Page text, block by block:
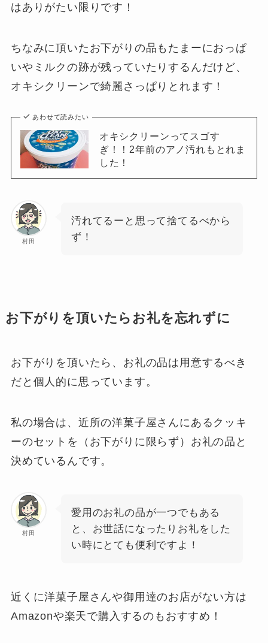
はありがたい限りです！
ちなみに頂いたお下がりの品もたまーにおっぱ
いやミルクの跡が残っていたりするんだけど、
オキシクリーンで綺麗さっぱりとれます！
あわせて読みたい
オキシクリーンってスゴす
ぎ！！2年前のアノ汚れもとれま
した！
村田
汚れてるーと思って捨てるべから
ず！
お下がりを頂いたらお礼を忘れずに
お下がりを頂いたら、お礼の品は用意するべき
だと個人的に思っています。
私の場合は、近所の洋菓子屋さんにあるクッキ
ーのセットを（お下がりに限らず）お礼の品と
決めているんです。
村田
愛用のお礼の品が一つでもある
と、お世話になったりお礼をした
い時にとても便利ですよ！
近くに洋菓子屋さんや御用達のお店がない方は
Amazonや楽天で購入するのもおすすめ！